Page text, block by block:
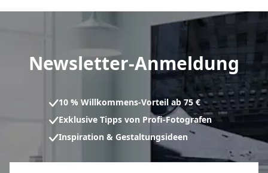
Newsletter-Anmeldung
10 % Willkommens-Vorteil ab 75 €
Exklusive Tipps von Profi-Fotografen
Inspiration & Gestaltungsideen